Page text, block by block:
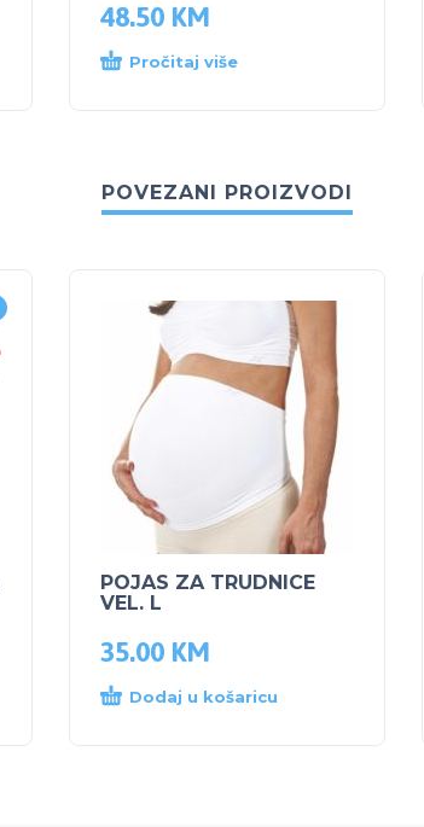
48.50 KM
Pročitaj više
POVEZANI PROIZVODI
POJAS ZA TRUDNICE
VEL. L
35.00 KM
Dodaj u košaricu